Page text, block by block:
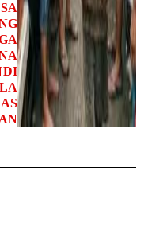
SA